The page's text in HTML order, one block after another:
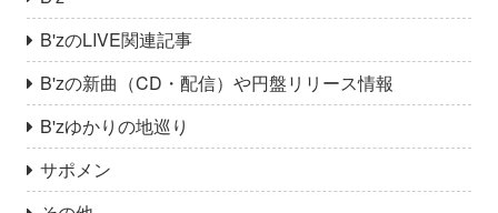
B'zのLIVE関連記事
B'zの新曲（CD・配信）や円盤リリース情報
B'zゆかりの地巡り
サポメン